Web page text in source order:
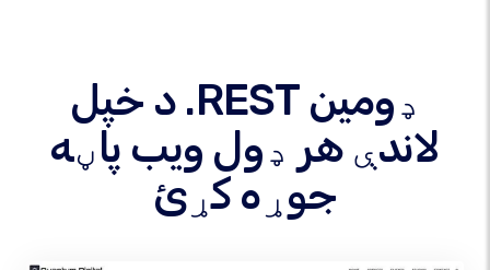
د خپل .REST ډومین
لاندې هر ډول ویب پاڼه
جوړه کړئ